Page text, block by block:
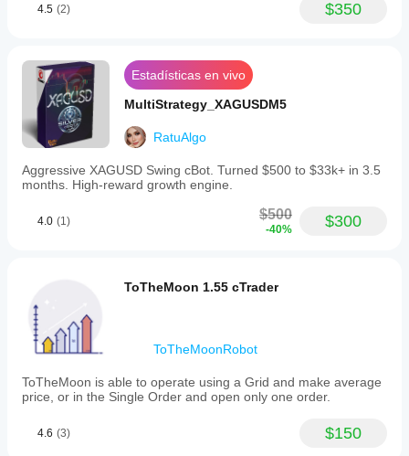
4.5 (2) $350
Estadísticas en vivo
MultiStrategy_XAGUSDM5
RatuAlgo
Aggressive XAGUSD Swing cBot. Turned $500 to $33k+ in 3.5
months. High-reward growth engine.
4.0 (1) $500
-40% $300
ToTheMoon 1.55 cTrader
ToTheMoonRobot
ToTheMoon is able to operate using a Grid and make average
price, or in the Single Order and open only one order.
4.6 (3) $150